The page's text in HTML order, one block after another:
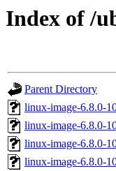
Index of /
Parent Directory
linux-image-6.8.0-
linux-image-6.8.0-
linux-image-6.8.0-
linux-image-6.8.0-